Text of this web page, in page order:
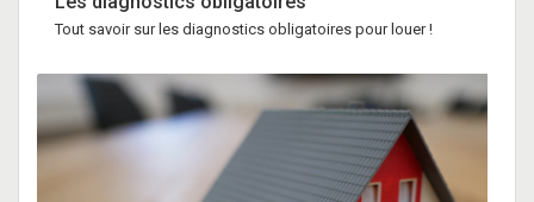
Tout savoir sur les diagnostics obligatoires pour louer !